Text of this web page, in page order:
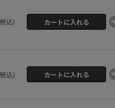
込)
込)